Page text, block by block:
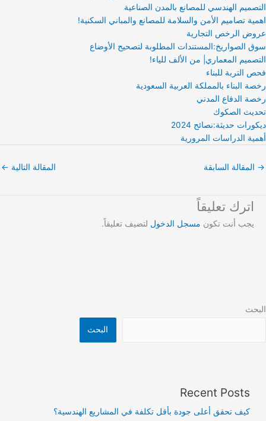
التصميم الهندسي للمصانع بالمدن الصناعية
اهمية تصاميم الأمن والسلامة للمصانع والمباني السكنية!
عروض الرخص التجارية
سوق الصواريخ:المستندات المطلوبة لتصحيح الأوضاع
التصميم المعماري| من الألف للياء!
فحص التربة للبناء
رخصة البناء بالمملكة العربية السعودية
رخصة الدفاع المدني
تحديث الصكوك
ديكورات حديثة:نصائح 2024
أهمية الدراسات المرورية
→ المقالة السابقة المقالة التالية ←
اترك تعليقاً
يجب أنت تكون مسجل الدخول لتضيف تعليقاً.
البحث
البحث
Recent Posts
كيف تحقق أعلى جودة بأقل تكلفة في المشاريع الهندسية؟